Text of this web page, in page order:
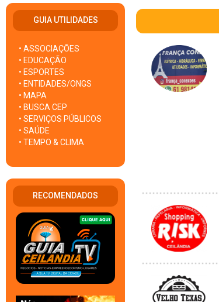
GUIA UTILIDADES
• ASSOCIAÇÕES
• EDUCAÇÃO
• ESPORTES
• ENTIDADES/ONGS
• MAPA
• BUSCA CEP
• SERVIÇOS PÚBLICOS
• SAÚDE
• TEMPO & CLIMA
RECOMENDADOS